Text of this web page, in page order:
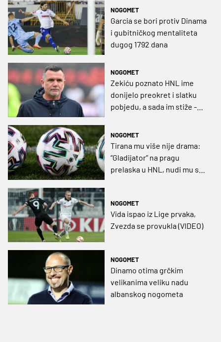
kod kuće"
NOGOMET
Garcia se bori protiv Dinama
i gubitničkog mentaliteta
dugog 1792 dana
NOGOMET
Zekiću poznato HNL ime
donijelo preokret i slatku
pobjedu, a sada im stiže -
NOGOMET
Tirana mu više nije drama:
“Gladijator” na pragu
prelaska u HNL, nudi mu se i
NOGOMET
Vida ispao iz Lige prvaka,
Zvezda se provukla (VIDEO)
NOGOMET
Dinamo otima grčkim
velikanima veliku nadu
albanskog nogometa